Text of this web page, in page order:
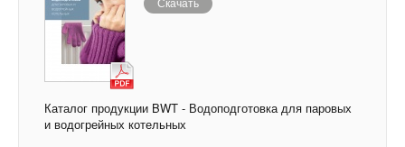
Скачать
Каталог продукции BWT - Водоподготовка для паровых
и водогрейных котельных